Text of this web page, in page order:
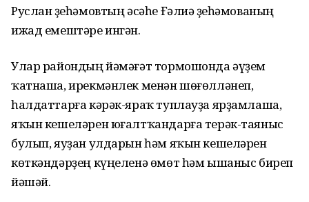
Руслан Әҙеһәмовтың әсәһе Ғәлиә Әҙеһәмованың
ижад емештәре ингән.
Улар райондың йәмәғәт тормошонда әүҙем
ҡатнаша, ирекмәнлек менән шөғөлләнеп,
һалдаттарға кәрәк-яраҡ туплауҙа ярҙамлаша,
яҡын кешеләрен юғалтҡандарға терәк-таяныс
булып, яуҙан улдарын һәм яҡын кешеләрен
көткәндәрҙең күңеленә өмөт һәм ышаныс биреп
йәшәй.